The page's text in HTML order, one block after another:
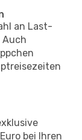
an Last-
bei Ihren